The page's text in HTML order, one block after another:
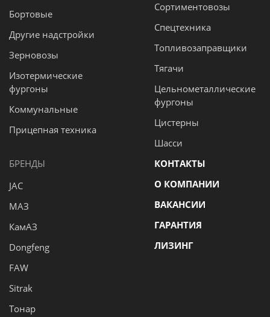
Бортовые
Другие надстройки
Зерновозы
Изотермические
фургоны
Коммунальные
Прицепная техника
Сортиментовозы
Спецтехника
Топливозаправщики
Тягачи
Цельнометаллические
фургоны
Цистерны
Шасси
БРЕНДЫ
JAC
МАЗ
КамАЗ
Dongfeng
FAW
Sitrak
Тонар
КОНТАКТЫ
О КОМПАНИИ
ВАКАНСИИ
ГАРАНТИЯ
ЛИЗИНГ